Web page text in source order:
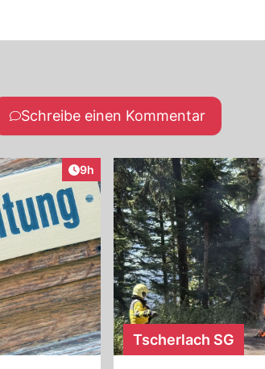
Schreibe einen Kommentar
Artikel veröffentlicht:
9h
Tscherlach SG